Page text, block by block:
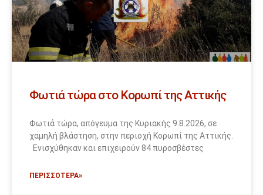
Φωτιά τώρα στο Κορωπί της Αττικής
Φωτιά τώρα, απόγευμα της Κυριακής 9.8.2026, σε
χαμηλή βλάστηση, στην περιοχή Κορωπί της Αττικής.
Ενισχύθηκαν και επιχειρούν 84 πυροσβέστες
ΠΕΡΙΣΣΟΤΕΡΑ»